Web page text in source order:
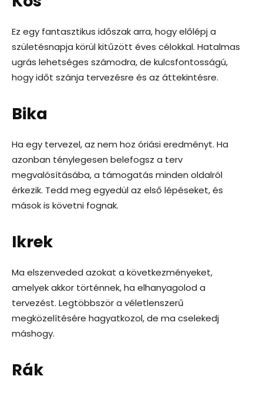
Ez egy fantasztikus időszak arra, hogy előlépj a
születésnapja körül kitűzött éves célokkal. Hatalmas
ugrás lehetséges számodra, de kulcsfontosságú,
hogy időt szánja tervezésre és az áttekintésre.
Bika
Ha egy tervezel, az nem hoz óriási eredményt. Ha
azonban ténylegesen belefogsz a terv
megvalósításába, a támogatás minden oldalról
érkezik. Tedd meg egyedül az első lépéseket, és
mások is követni fognak.
Ikrek
Ma elszenveded azokat a következményeket,
amelyek akkor történnek, ha elhanyagolod a
tervezést. Legtöbbször a véletlenszerű
megközelítésére hagyatkozol, de ma cselekedj
máshogy.
Rák